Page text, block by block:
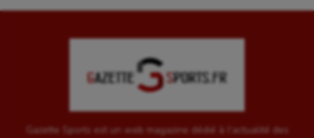
Gazette Sports est un web magazine dédié à l'actualité des